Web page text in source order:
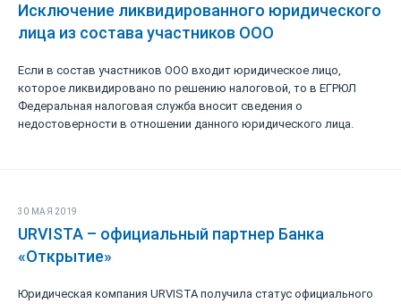
Исключение ликвидированного юридического
лица из состава участников ООО
Если в состав участников ООО входит юридическое лицо,
которое ликвидировано по решению налоговой, то в ЕГРЮЛ
Федеральная налоговая служба вносит сведения о
недостоверности в отношении данного юридического лица.
30 МАЯ 2019
URVISTA – официальный партнер Банка
«Открытие»
Юридическая компания URVISTA получила статус официального